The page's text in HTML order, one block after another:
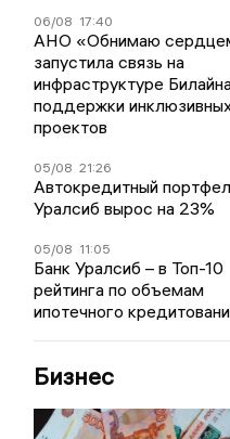
06/08 17:40
АНО «Обнимаю
запустила связь на
инфраструктуре
поддержки
проектов
05/08 21:26
Автокредитный
Уралсиб вырос на 23%
05/08 11:05
Банк Уралсиб – в Топ-10
рейтинга по объемам
ипотечного
Бизнес